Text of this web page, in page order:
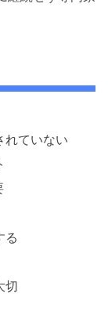
れていない
る
切